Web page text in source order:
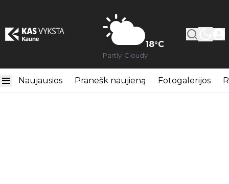
18°C
Partly-Cloudy
Naujausios Pranešk naujieną Fotogalerijos